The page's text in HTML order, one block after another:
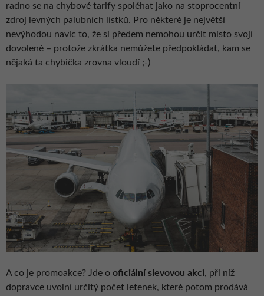
radno se na chybové tarify spoléhat jako na stoprocentní
zdroj levných palubních lístků. Pro některé je největší
nevýhodou navíc to, že si předem nemohou určit místo svojí
dovolené – protože zkrátka nemůžete předpokládat, kam se
nějaká ta chybička zrovna vloudí ;-)
A co je promoakce? Jde o oficiální slevovou akci, při níž
dopravce uvolní určitý počet letenek, které potom prodává